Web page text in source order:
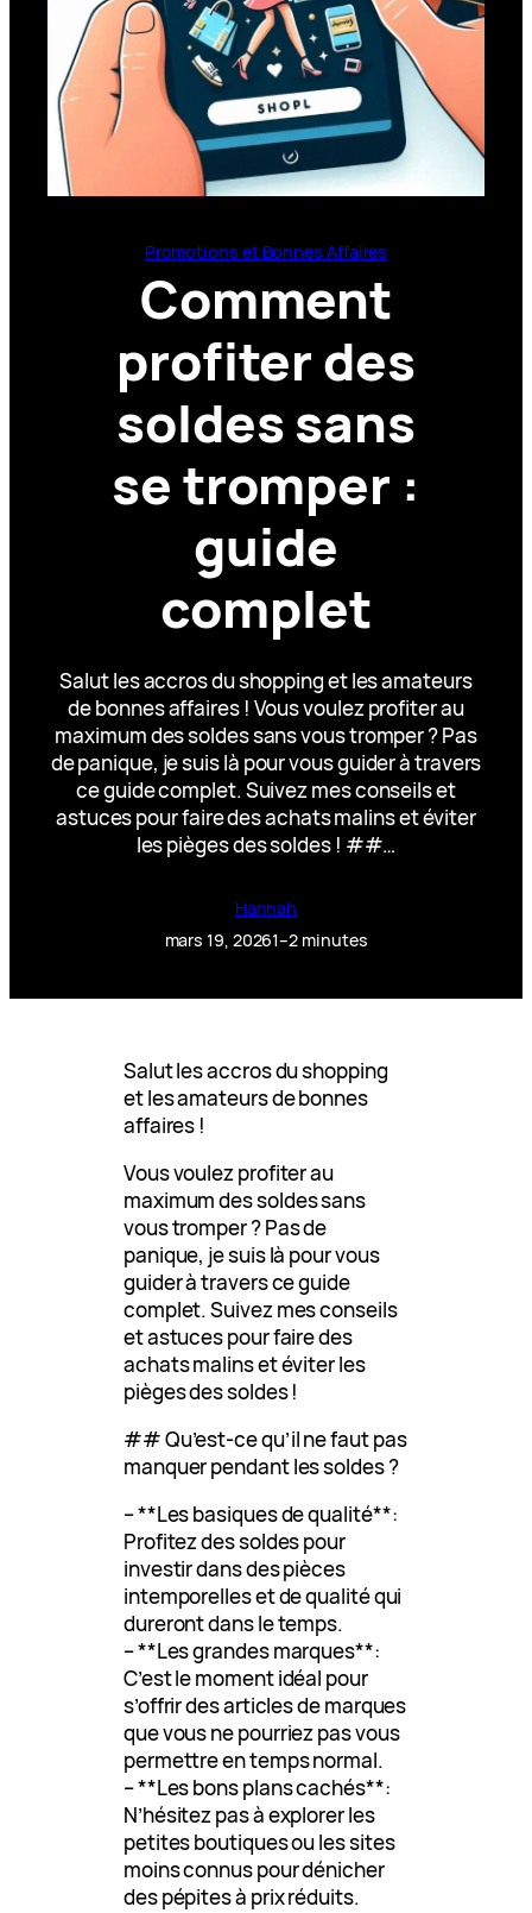
Promotions et Bonnes Affaires
Comment
profiter des
soldes sans
se tromper :
guide
complet
Salut les accros du shopping et les amateurs
de bonnes affaires ! Vous voulez profiter au
maximum des soldes sans vous tromper ? Pas
de panique, je suis là pour vous guider à travers
ce guide complet. Suivez mes conseils et
astuces pour faire des achats malins et éviter
les pièges des soldes ! ##…
Hannah
mars 19, 20261–2 minutes
Salut les accros du shopping
et les amateurs de bonnes
affaires !
Vous voulez profiter au
maximum des soldes sans
vous tromper ? Pas de
panique, je suis là pour vous
guider à travers ce guide
complet. Suivez mes conseils
et astuces pour faire des
achats malins et éviter les
pièges des soldes !
## Qu’est-ce qu’il ne faut pas
manquer pendant les soldes ?
– **Les basiques de qualité**:
Profitez des soldes pour
investir dans des pièces
intemporelles et de qualité qui
dureront dans le temps.
– **Les grandes marques**:
C’est le moment idéal pour
s’offrir des articles de marques
que vous ne pourriez pas vous
permettre en temps normal.
– **Les bons plans cachés**:
N’hésitez pas à explorer les
petites boutiques ou les sites
moins connus pour dénicher
des pépites à prix réduits.